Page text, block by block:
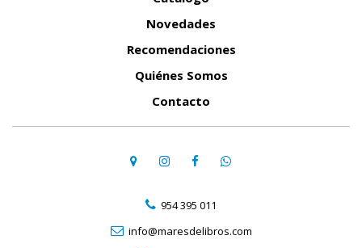
Novedades
Recomendaciones
Quiénes Somos
Contacto
954 395 011
info@maresdelibros.com